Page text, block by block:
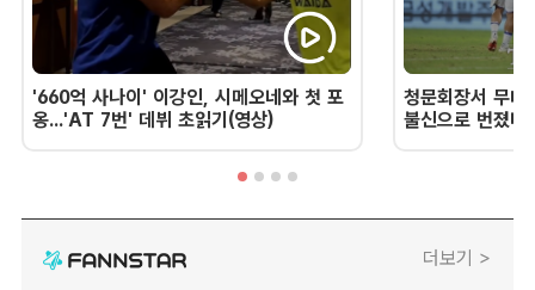
'660억 사나이' 이강인, 시메오네와 첫 포
옹...'AT 7번' 데뷔 초읽기(영상)
청문회장서 무너
불신으로 번졌
더보기 >